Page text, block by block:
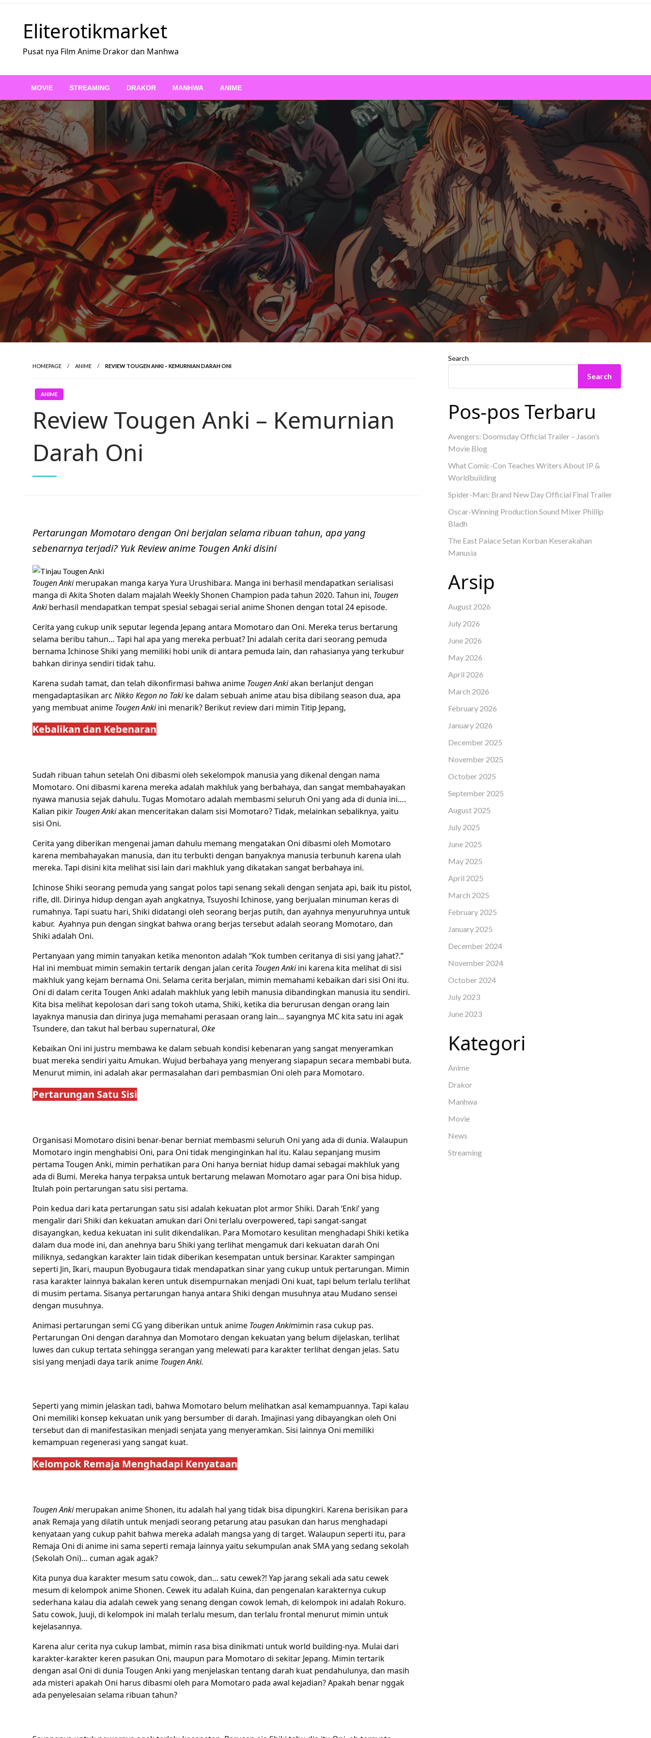
Skip
Eliterotikmarket
Pusat nya Film Anime Drakor dan Manhwa
MOVIE STREAMING DRAKOR MANHWA ANIME
HOMEPAGE ANIME REVIEW TOUGEN ANKI – KEMURNIAN DARAH ONI
ANIME
Review Tougen Anki – Kemurnian
Darah Oni
Pertarungan Momotaro dengan Oni berjalan selama ribuan tahun, apa yang
sebenarnya terjadi? Yuk Review anime Tougen Anki disini
Tougen Ankimerupakan manga karya Yura Urushibara. Manga ini berhasil mendapatkan serialisasi
manga di Akita Shoten dalam majalah Weekly Shonen Champion pada tahun 2020. Tahun ini, Tougen
Ankiberhasil mendapatkan tempat spesial sebagai serial anime Shonen dengan total 24 episode.
Cerita yang cukup unik seputar legenda Jepang antara Momotaro dan Oni. Mereka terus bertarung
selama beribu tahun… Tapi hal apa yang mereka perbuat? Ini adalah cerita dari seorang pemuda
bernama Ichinose Shiki yang memiliki hobi unik di antara pemuda lain, dan rahasianya yang terkubur
bahkan dirinya sendiri tidak tahu.
Karena sudah tamat, dan telah dikonfirmasi bahwa anime Tougen Ankiakan berlanjut dengan
mengadaptasikan arc Nikko Kegon no Takike dalam sebuah anime atau bisa dibilang season dua, apa
yang membuat anime Tougen Ankiini menarik? Berikut review dari mimin Titip Jepang,
Kebalikan dan Kebenaran
Sudah ribuan tahun setelah Oni dibasmi oleh sekelompok manusia yang dikenal dengan nama
Momotaro. Oni dibasmi karena mereka adalah makhluk yang berbahaya, dan sangat membahayakan
nyawa manusia sejak dahulu. Tugas Momotaro adalah membasmi seluruh Oni yang ada di dunia ini….
Kalian pikir Tougen Ankiakan menceritakan dalam sisi Momotaro? Tidak, melainkan sebaliknya, yaitu
sisi Oni.
Cerita yang diberikan mengenai jaman dahulu memang mengatakan Oni dibasmi oleh Momotaro
karena membahayakan manusia, dan itu terbukti dengan banyaknya manusia terbunuh karena ulah
mereka. Tapi disini kita melihat sisi lain dari makhluk yang dikatakan sangat berbahaya ini.
Ichinose Shiki seorang pemuda yang sangat polos tapi senang sekali dengan senjata api, baik itu pistol,
rifle, dll. Dirinya hidup dengan ayah angkatnya, Tsuyoshi Ichinose, yang berjualan minuman keras di
rumahnya. Tapi suatu hari, Shiki didatangi oleh seorang berjas putih, dan ayahnya menyuruhnya untuk
kabur. Ayahnya pun dengan singkat bahwa orang berjas tersebut adalah seorang Momotaro, dan
Shiki adalah Oni.
Pertanyaan yang mimin tanyakan ketika menonton adalah “Kok tumben ceritanya di sisi yang jahat?.”
Hal ini membuat mimin semakin tertarik dengan jalan cerita Tougen Ankiini karena kita melihat di sisi
makhluk yang kejam bernama Oni. Selama cerita berjalan, mimin memahami kebaikan dari sisi Oni itu.
Oni di dalam cerita Tougen Anki adalah makhluk yang lebih manusia dibandingkan manusia itu sendiri.
Kita bisa melihat kepolosan dari sang tokoh utama, Shiki, ketika dia berurusan dengan orang lain
layaknya manusia dan dirinya juga memahami perasaan orang lain… sayangnya MC kita satu ini agak
Tsundere, dan takut hal berbau supernatural, Oke
Kebaikan Oni ini justru membawa ke dalam sebuah kondisi kebenaran yang sangat menyeramkan
buat mereka sendiri yaitu Amukan. Wujud berbahaya yang menyerang siapapun secara membabi buta.
Menurut mimin, ini adalah akar permasalahan dari pembasmian Oni oleh para Momotaro.
Pertarungan Satu Sisi
Organisasi Momotaro disini benar-benar berniat membasmi seluruh Oni yang ada di dunia. Walaupun
Momotaro ingin menghabisi Oni, para Oni tidak menginginkan hal itu. Kalau sepanjang musim
pertama Tougen Anki, mimin perhatikan para Oni hanya berniat hidup damai sebagai makhluk yang
ada di Bumi. Mereka hanya terpaksa untuk bertarung melawan Momotaro agar para Oni bisa hidup.
Itulah poin pertarungan satu sisi pertama.
Poin kedua dari kata pertarungan satu sisi adalah kekuatan plot armor Shiki. Darah ‘Enki’ yang
mengalir dari Shiki dan kekuatan amukan dari Oni terlalu overpowered, tapi sangat-sangat
disayangkan, kedua kekuatan ini sulit dikendalikan. Para Momotaro kesulitan menghadapi Shiki ketika
dalam dua mode ini, dan anehnya baru Shiki yang terlihat mengamuk dari kekuatan darah Oni
miliknya, sedangkan karakter lain tidak diberikan kesempatan untuk bersinar. Karakter sampingan
seperti Jin, Ikari, maupun Byobugaura tidak mendapatkan sinar yang cukup untuk pertarungan. Mimin
rasa karakter lainnya bakalan keren untuk disempurnakan menjadi Oni kuat, tapi belum terlalu terlihat
di musim pertama. Sisanya pertarungan hanya antara Shiki dengan musuhnya atau Mudano sensei
dengan musuhnya.
Animasi pertarungan semi CG yang diberikan untuk anime Tougen Ankimimin rasa cukup pas.
Pertarungan Oni dengan darahnya dan Momotaro dengan kekuatan yang belum dijelaskan, terlihat
luwes dan cukup tertata sehingga serangan yang melewati para karakter terlihat dengan jelas. Satu
sisi yang menjadi daya tarik anime Tougen Anki.
Seperti yang mimin jelaskan tadi, bahwa Momotaro belum melihatkan asal kemampuannya. Tapi kalau
Oni memiliki konsep kekuatan unik yang bersumber di darah. Imajinasi yang dibayangkan oleh Oni
tersebut dan di manifestasikan menjadi senjata yang menyeramkan. Sisi lainnya Oni memiliki
kemampuan regenerasi yang sangat kuat.
Kelompok Remaja Menghadapi Kenyataan
Tougen Ankimerupakan anime Shonen, itu adalah hal yang tidak bisa dipungkiri. Karena berisikan para
anak Remaja yang dilatih untuk menjadi seorang petarung atau pasukan dan harus menghadapi
kenyataan yang cukup pahit bahwa mereka adalah mangsa yang di target. Walaupun seperti itu, para
Remaja Oni di anime ini sama seperti remaja lainnya yaitu sekumpulan anak SMA yang sedang sekolah
(Sekolah Oni)… cuman agak agak?
Kita punya dua karakter mesum satu cowok, dan… satu cewek?! Yap jarang sekali ada satu cewek
mesum di kelompok anime Shonen. Cewek itu adalah Kuina, dan pengenalan karakternya cukup
sederhana kalau dia adalah cewek yang senang dengan cowok lemah, di kelompok ini adalah Rokuro.
Satu cowok, Juuji, di kelompok ini malah terlalu mesum, dan terlalu frontal menurut mimin untuk
kejelasannya.
Karena alur cerita nya cukup lambat, mimin rasa bisa dinikmati untuk world building-nya. Mulai dari
karakter-karakter keren pasukan Oni, maupun para Momotaro di sekitar Jepang. Mimin tertarik
dengan asal Oni di dunia Tougen Anki yang menjelaskan tentang darah kuat pendahulunya, dan masih
ada misteri apakah Oni harus dibasmi oleh para Momotaro pada awal kejadian? Apakah benar nggak
ada penyelesaian selama ribuan tahun?
Search
Search
Pos-pos Terbaru
Avengers: Doomsday Official Trailer – Jason’s
Movie Blog
What Comic-Con Teaches Writers About IP &
Worldbuilding
Spider-Man: Brand New Day Official Final Trailer
Oscar-Winning Production Sound Mixer Phillip
Bladh
The East Palace Setan Korban Keserakahan
Manusia
Arsip
August 2026
July 2026
June 2026
May 2026
April 2026
March 2026
February 2026
January 2026
December 2025
November 2025
October 2025
September 2025
August 2025
July 2025
June 2025
May 2025
April 2025
March 2025
February 2025
January 2025
December 2024
November 2024
October 2024
July 2023
June 2023
Kategori
Anime
Drakor
Manhwa
Movie
News
Streaming